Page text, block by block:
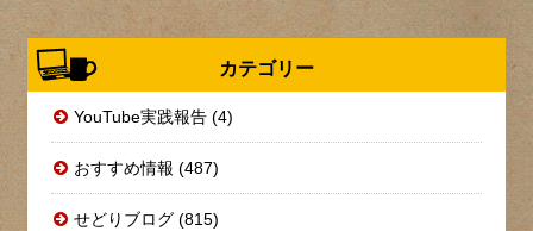
カテゴリー
YouTube実践報告 (4)
おすすめ情報 (487)
せどりブログ (815)